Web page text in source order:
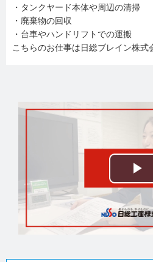
・タンクヤード本体や周辺の清掃
・廃棄物の回収
・台車やハンドリフトでの運搬
こちらのお仕事は日総ブレイン株式